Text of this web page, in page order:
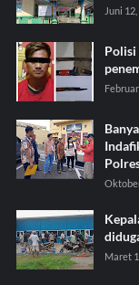
Juni
Polisi
Maret